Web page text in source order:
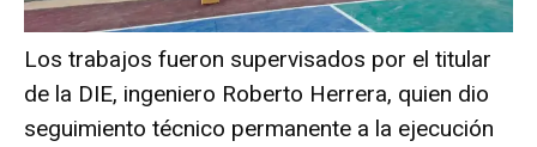
Los trabajos fueron supervisados por el titular
de la DIE, ingeniero Roberto Herrera, quien dio
seguimiento técnico permanente a la ejecución